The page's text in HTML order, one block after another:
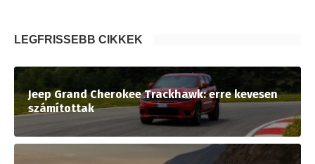
LEGFRISSEBB CIKKEK
Jeep Grand Cherokee Trackhawk: erre kevesen
számítottak